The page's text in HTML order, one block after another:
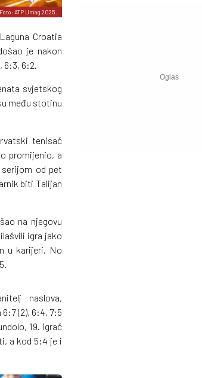
Foto: ATP Umag 2025.
Croatia
je nakon
6:3, 6:2.
svjetskog
među stotinu
tenisač
promijenio, a
od pet
biti Talijan
na njegovu
igra jako
u karijeri. No
naslova,
(2), 6:4, 7:5
19. igrač
a kod 5:4 je i